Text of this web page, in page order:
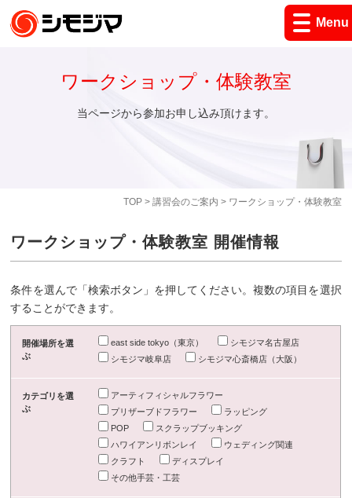
Menu
TOP> 講習会のご案内 > ワークショップ・体験教室
ワークショップ・体験教室
当ページから参加お申し込み頂けます。
ワークショップ・体験教室 開催情報
条件を選んで「検索ボタン」を押してください。複数の項目を選択
することができます。
開催場所を選
ぶ
east side tokyo（東京）
シモジマ名古屋店
シモジマ岐阜店
シモジマ心斎橋店（大阪）
カテゴリを選
ぶ
アーティフィシャルフラワー
プリザーブドフラワー
ラッピング
POP
スクラップブッキング
ハワイアンリボンレイ
ウェディング関連
クラフト
ディスプレイ
その他手芸・工芸